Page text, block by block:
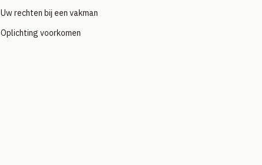
Uw rechten bij een vakman
Oplichting voorkomen